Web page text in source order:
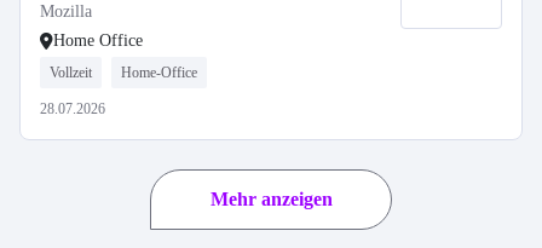
Mozilla
Home Office
Vollzeit Home-Office
28.07.2026
Mehr anzeigen